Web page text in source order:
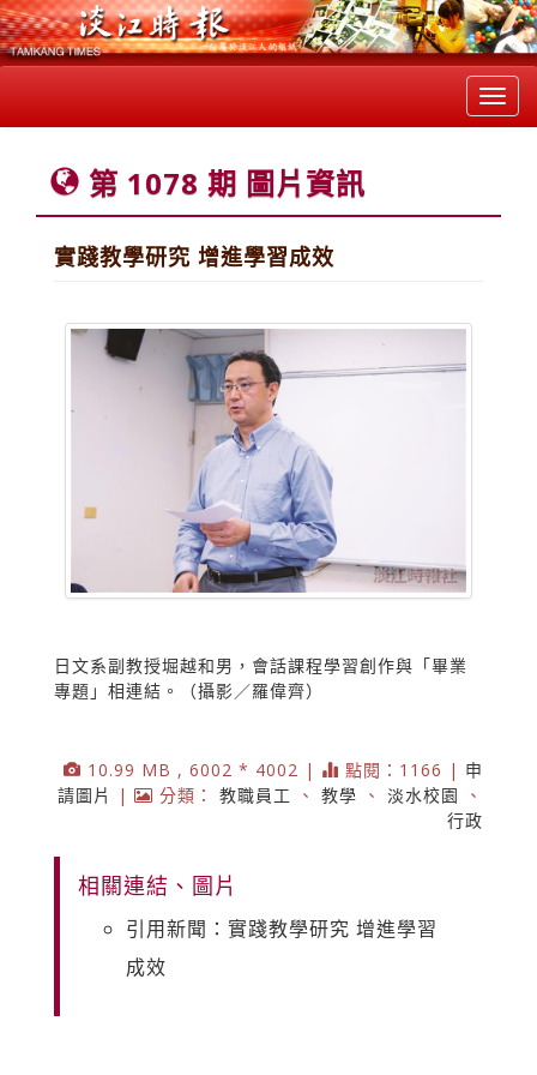
第 1078 期 圖片資訊
實踐教學研究 增進學習成效
日文系副教授堀越和男，會話課程學習創作與「畢業
專題」相連結。（攝影／羅偉齊）
10.99 MB , 6002 * 4002 | 點閱：1166 | 申
請圖片
| 分類： 教職員工 、 教學 、 淡水校園
、
行政
相關連結、圖片
引用新聞：實踐教學研究 增進學習
成效